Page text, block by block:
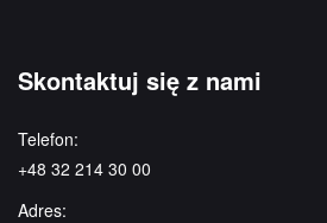
Skontaktuj się z nami
Telefon:
+48 32 214 30 00
Adres: